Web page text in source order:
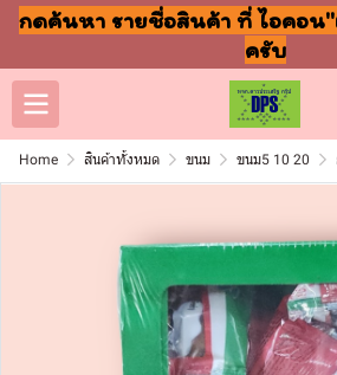
กดค้นหา รายชื่อสินค้า ที่ ไอคอน
ครับ
Home สินค้าทั้งหมด ขนม ขนม5 10 20